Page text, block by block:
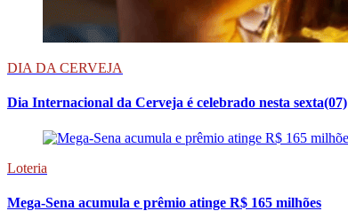
DIA DA CERVEJA
Dia Internacional da Cerveja é celebrado nesta sexta(07)
Loteria
Mega-Sena acumula e prêmio atinge R$ 165 milhões